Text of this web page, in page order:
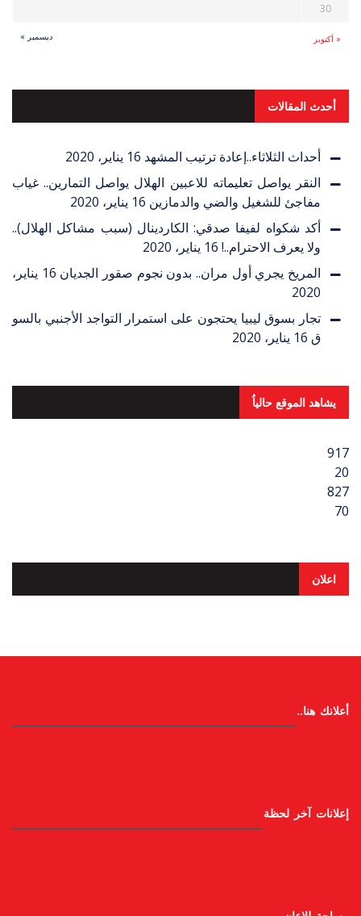
« أكتوبر ديسمبر »
30
أحدث المقالات
أحداث الثلاثاء..إعادة ترتيب المشهد 16 يناير، 2020
النقر يواصل تعليماته للاعبين الهلال يواصل التمارين.. غياب
مفاجئ للشغيل والضي والدمازين 16 يناير، 2020
أكد شكواه لفيفا صدقي: الكاردينال (سبب مشاكل الهلال)..
ولا يعرف الاحترام..! 16 يناير، 2020
المريخ يجري أول مران.. بدون نجوم صقور الجديان
16 يناير،
2020
تجار بسوق ليبيا يحتجون على استمرار التواجد الأجنبي بالسو
ق 16 يناير، 2020
يشاهد الموقع حالياُ
917
20
827
70
اعلان
أعلانك هنا..
إعلانات آخر لحظة